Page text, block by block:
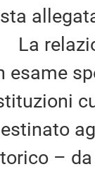
La
esame
–